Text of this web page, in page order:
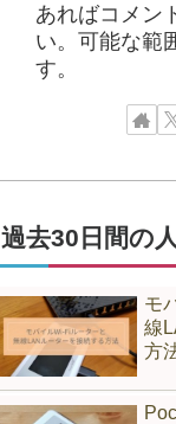
あればコメン
い。可能な範
す。
過去30日間の
モ
線
方